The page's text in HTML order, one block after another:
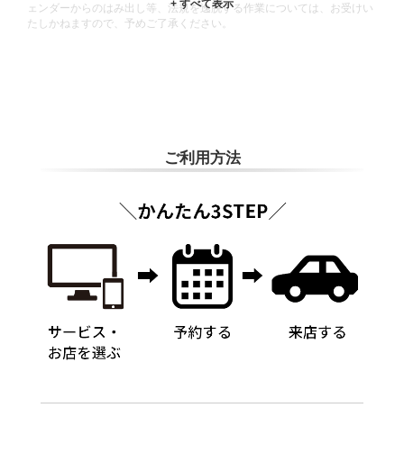
ェンダーからのはみ出し等、法規を逸脱する作業については、お受けい
たしかねますので、予めご了承ください。
ご利用方法